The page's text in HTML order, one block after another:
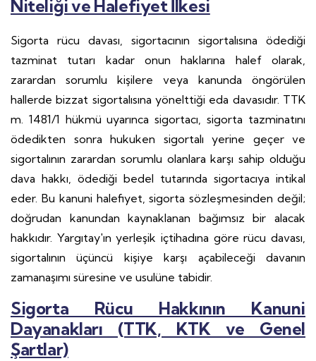
Niteliği ve Halefiyet İlkesi
Sigorta rücu davası, sigortacının sigortalısına ödediği
tazminat tutarı kadar onun haklarına halef olarak,
zarardan sorumlu kişilere veya kanunda öngörülen
hallerde bizzat sigortalısına yönelttiği eda davasıdır. TTK
m. 1481/1 hükmü uyarınca sigortacı, sigorta tazminatını
ödedikten sonra hukuken sigortalı yerine geçer ve
sigortalının zarardan sorumlu olanlara karşı sahip olduğu
dava hakkı, ödediği bedel tutarında sigortacıya intikal
eder. Bu kanuni halefiyet, sigorta sözleşmesinden değil;
doğrudan kanundan kaynaklanan bağımsız bir alacak
hakkıdır. Yargıtay'ın yerleşik içtihadına göre rücu davası,
sigortalının üçüncü kişiye karşı açabileceği davanın
zamanaşımı süresine ve usulüne tabidir.
Sigorta Rücu Hakkının Kanuni
Dayanakları (TTK, KTK ve Genel
Şartlar)